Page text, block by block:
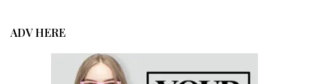
ADV HERE